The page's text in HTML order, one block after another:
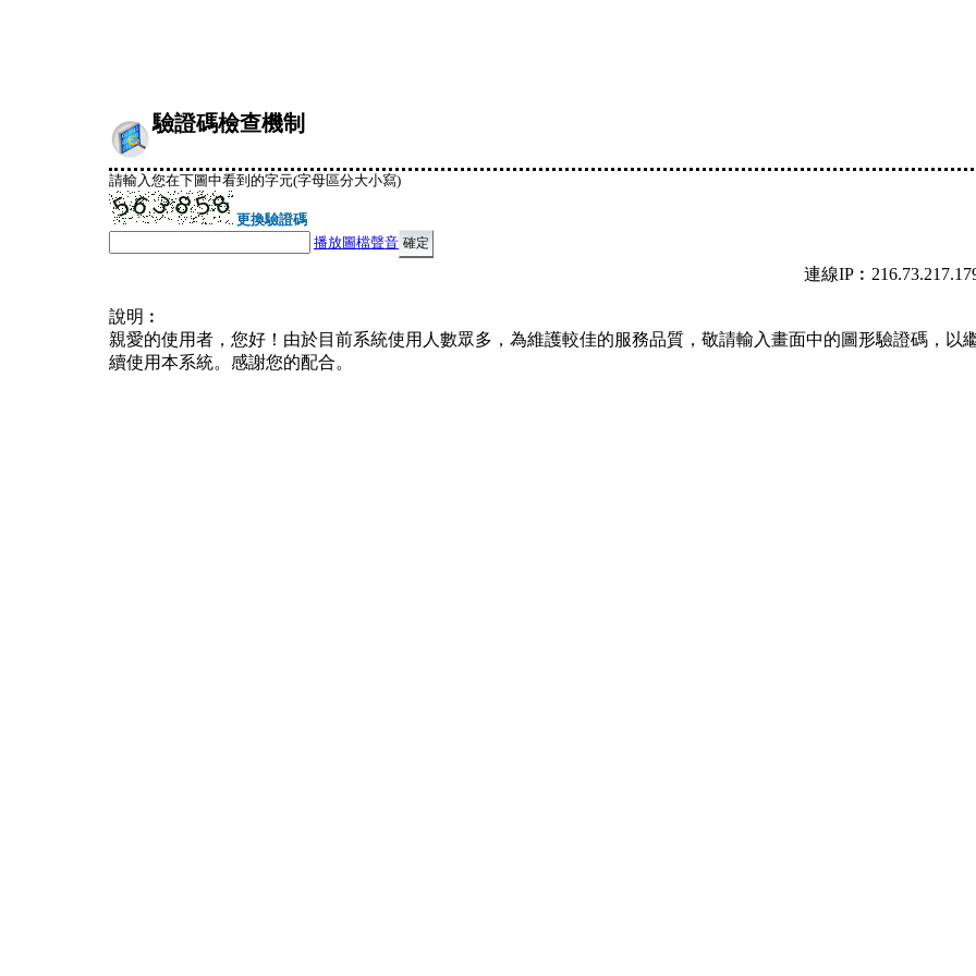
驗證碼檢查機制
請輸入您在下圖中看到的字元(字母區分大小寫)
更換驗證碼
播放圖檔聲音
連線
說明︰
親愛的使用者，您好！由於目前系統使用人數眾多，為維護較佳的服務品質，敬請輸入畫面中的圖形驗證碼，以
續使用本系統。感謝您的配合。